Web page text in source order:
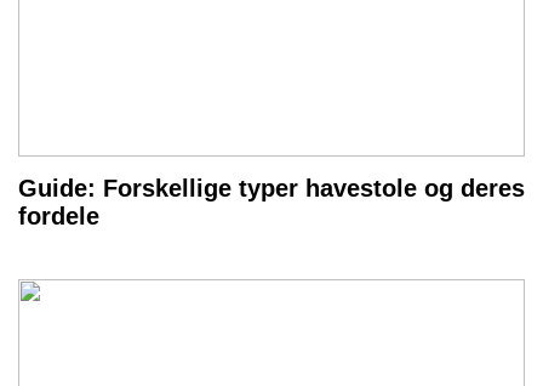
Guide: Forskellige typer havestole og deres
fordele